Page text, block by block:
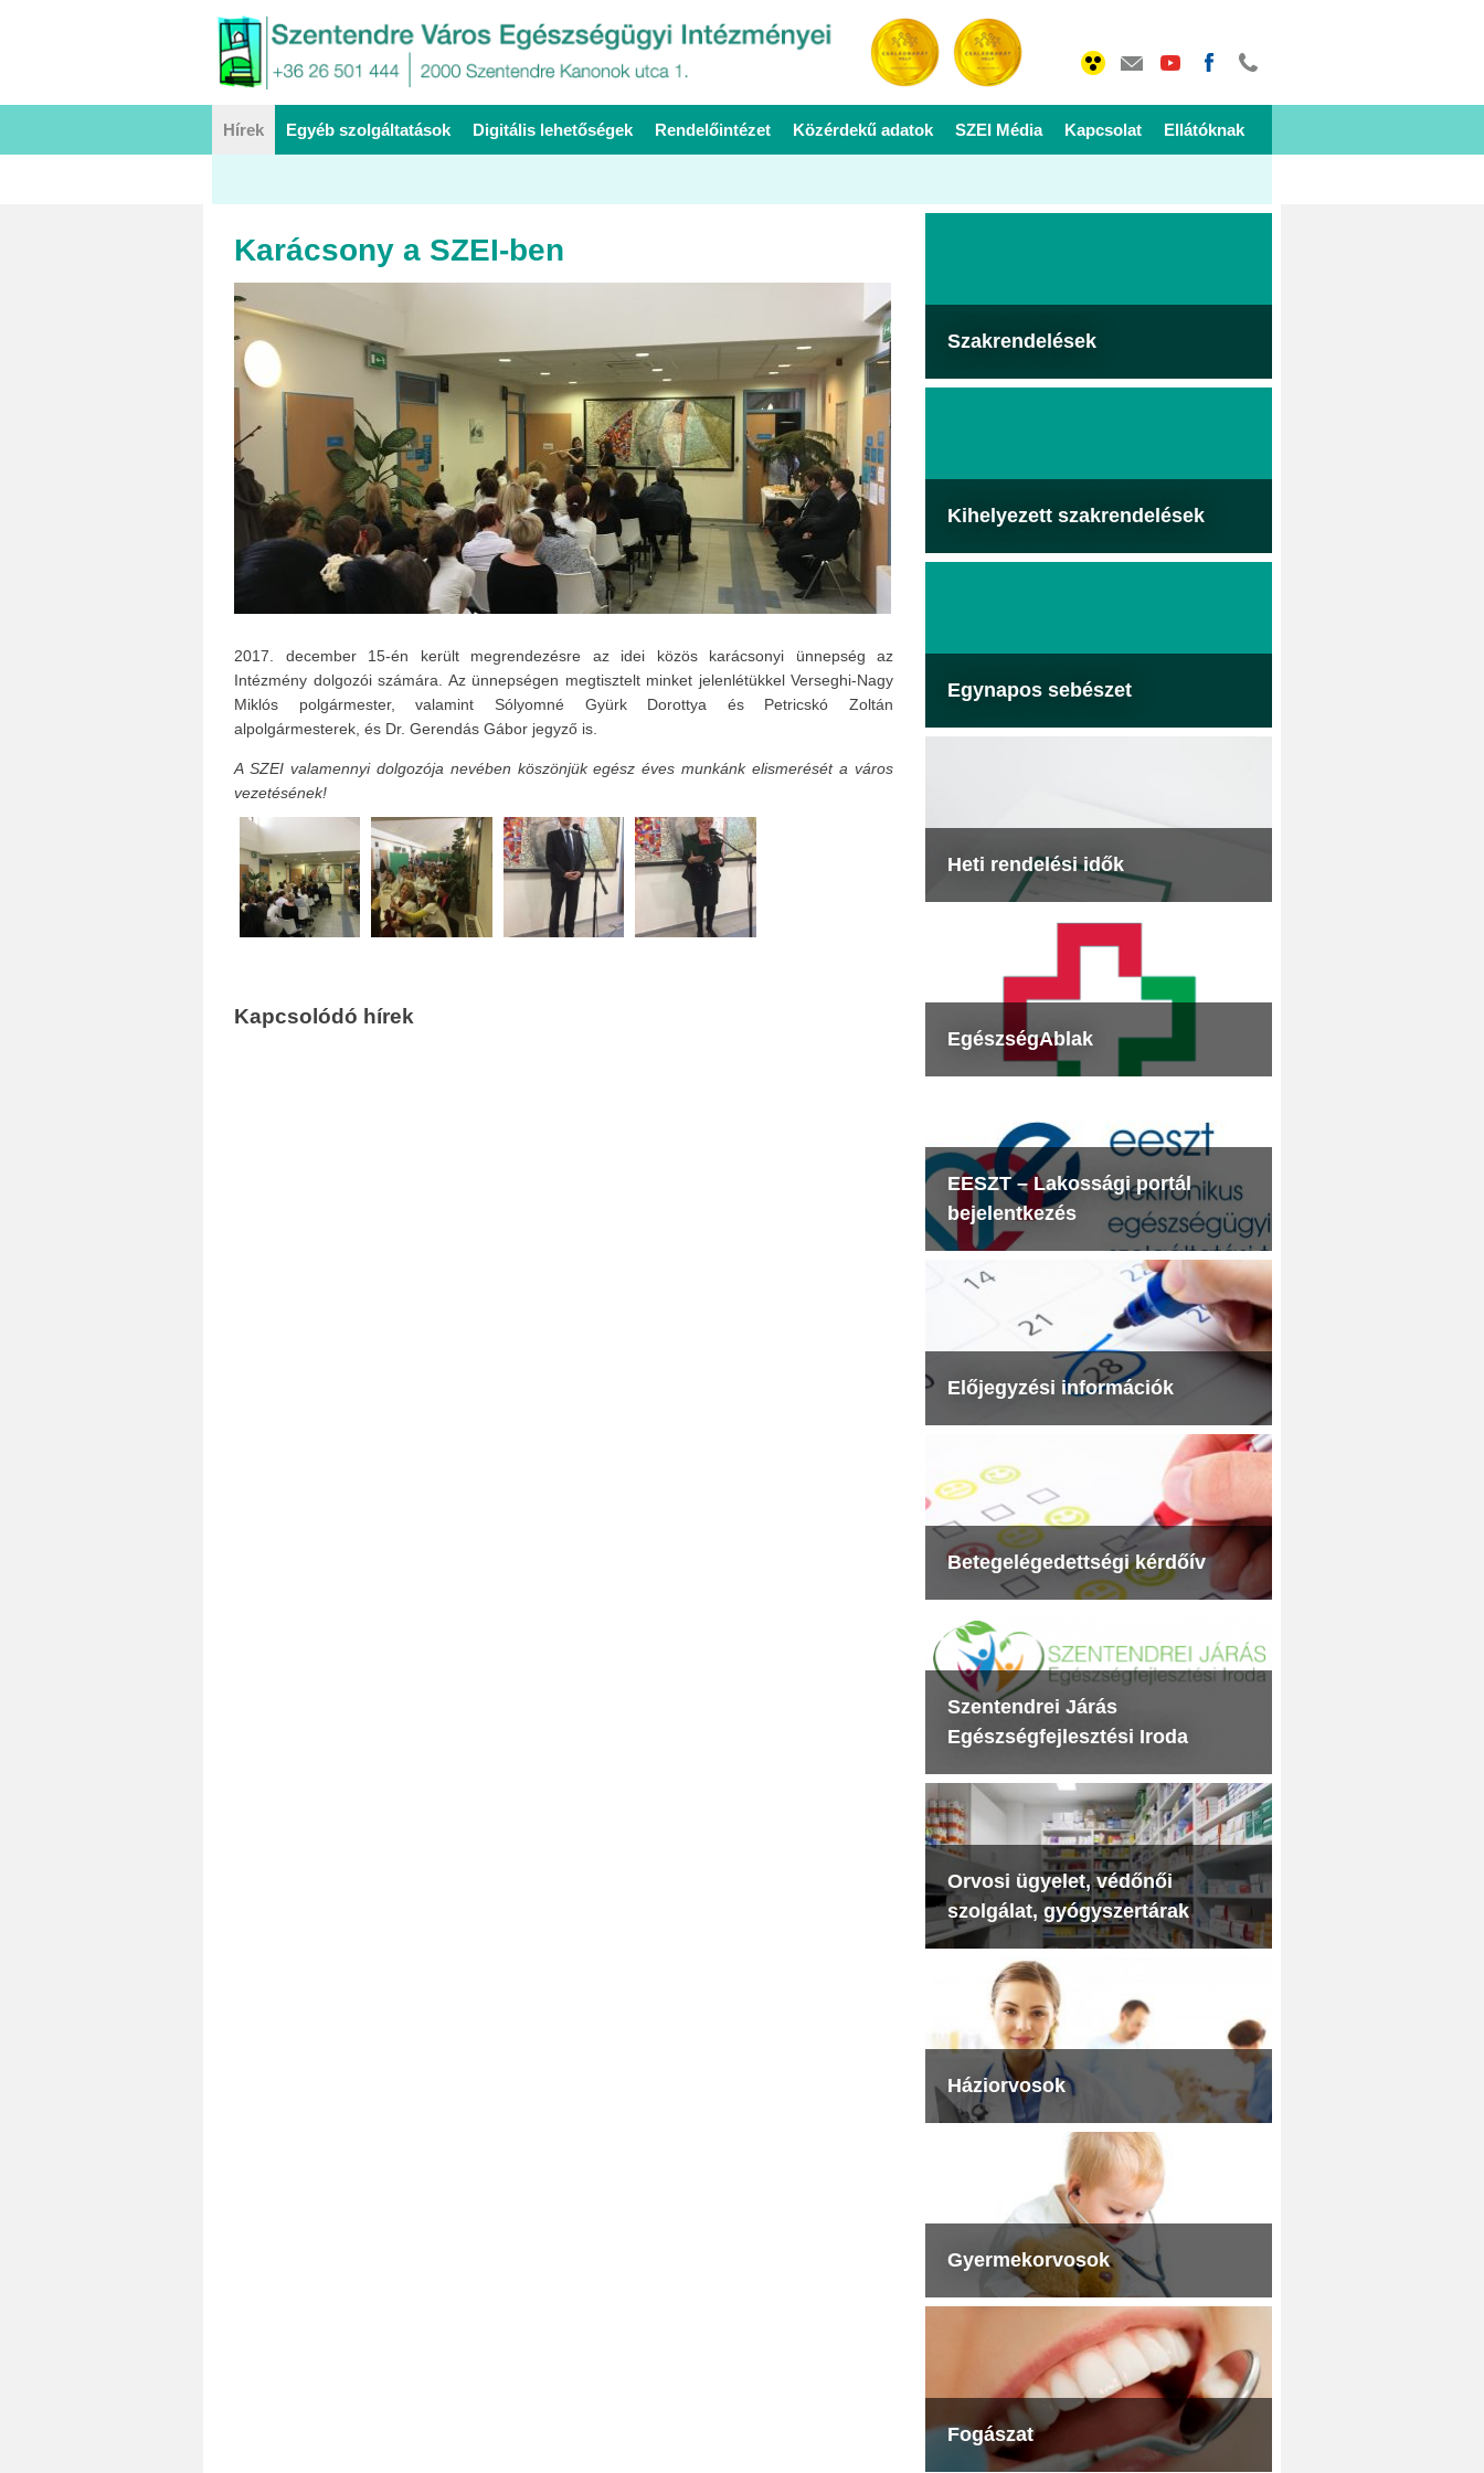
Hírek Egyéb szolgáltatások Digitális lehetőségek Rendelőintézet Közérdekű adatok SZEI Média Kapcsolat Ellátóknak
Karácsony a SZEI-ben
2017. december 15-én került megrendezésre az idei közös karácsonyi ünnepség az
Intézmény dolgozói számára. Az ünnepségen megtisztelt minket jelenlétükkel Verseghi-Nagy
Miklós polgármester, valamint Sólyomné Gyürk Dorottya és Petricskó Zoltán
alpolgármesterek, és Dr. Gerendás Gábor jegyző is.
A SZEI valamennyi dolgozója nevében köszönjük egész éves munkánk elismerését a város
vezetésének!
Kapcsolódó hírek
Szakrendelések
Kihelyezett szakrendelések
Egynapos sebészet
Heti rendelési idők
EgészségAblak
EESZT – Lakossági portál
bejelentkezés
Előjegyzési információk
Betegelégedettségi kérdőív
Szentendrei Járás
Egészségfejlesztési Iroda
Orvosi ügyelet, védőnői
szolgálat, gyógyszertárak
Háziorvosok
Gyermekorvosok
Fogászat